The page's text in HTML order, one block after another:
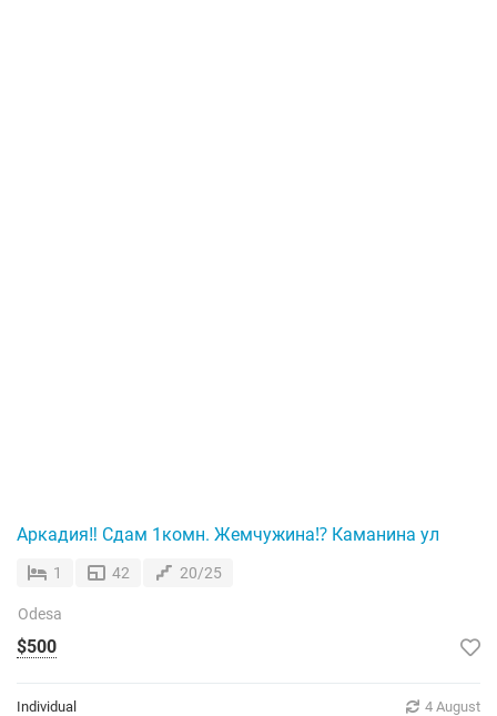
Аркадия‼️ Сдам 1комн. Жемчужина⁉️ Каманина ул
1 42 20/25
Odesa
$500
Individual 4 August